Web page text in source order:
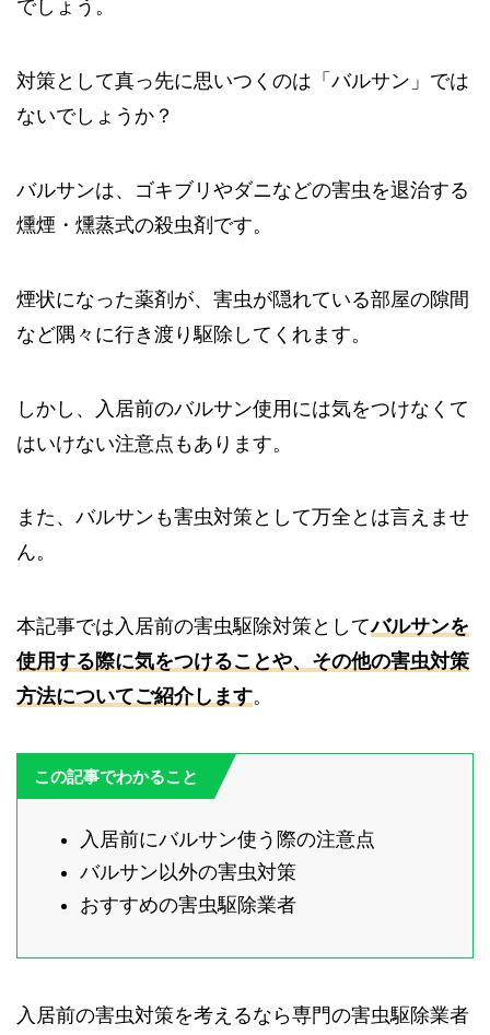
でしょう。
対策として真っ先に思いつくのは「バルサン」では
ないでしょうか？
バルサンは、ゴキブリやダニなどの害虫を退治する
燻煙・燻蒸式の殺虫剤です。
煙状になった薬剤が、害虫が隠れている部屋の隙間
など隅々に行き渡り駆除してくれます。
しかし、入居前のバルサン使用には気をつけなくて
はいけない注意点もあります。
また、バルサンも害虫対策として万全とは言えませ
ん。
本記事では入居前の害虫駆除対策としてバルサンを
使用する際に気をつけることや、その他の害虫対策
方法についてご紹介します。
この記事でわかること
入居前にバルサン使う際の注意点
バルサン以外の害虫対策
おすすめの害虫駆除業者
入居前の害虫対策を考えるなら専門の害虫駆除業者